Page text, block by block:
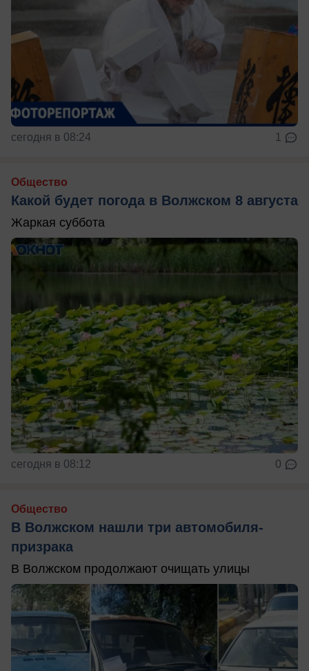
сегодня в 08:24 1
Общество
Какой будет погода в Волжском 8 августа
Жаркая суббота
сегодня в 08:12 0
Общество
В Волжском нашли три автомобиля-
призрака
В Волжском продолжают очищать улицы